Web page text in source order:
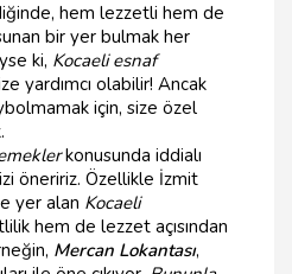
hem lezzetli hem de
bir yer bulmak her
ki, Kocaeli esnaf
yardımcı olabilir! Ancak
için, size özel
konusunda iddialı
öneririz. Özellikle İzmit
yer alan Kocaeli
hem de lezzet açısından
Mercan Lokantası,